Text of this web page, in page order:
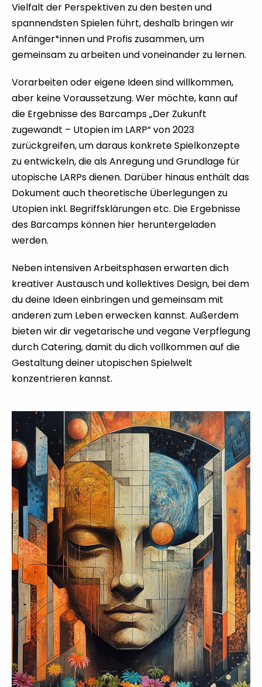
Vielfalt der Perspektiven zu den besten und
spannendsten Spielen führt, deshalb bringen wir
Anfänger*innen und Profis zusammen, um
gemeinsam zu arbeiten und voneinander zu lernen.
Vorarbeiten oder eigene Ideen sind willkommen,
aber keine Voraussetzung. Wer möchte, kann auf
die Ergebnisse des Barcamps „Der Zukunft
zugewandt – Utopien im LARP“ von 2023
zurückgreifen, um daraus konkrete Spielkonzepte
zu entwickeln, die als Anregung und Grundlage für
utopische LARPs dienen. Darüber hinaus enthält das
Dokument auch theoretische Überlegungen zu
Utopien inkl. Begriffsklärungen etc. Die Ergebnisse
des Barcamps können hier heruntergeladen
werden.
Neben intensiven Arbeitsphasen erwarten dich
kreativer Austausch und kollektives Design, bei dem
du deine Ideen einbringen und gemeinsam mit
anderen zum Leben erwecken kannst. Außerdem
bieten wir dir vegetarische und vegane Verpflegung
durch Catering, damit du dich vollkommen auf die
Gestaltung deiner utopischen Spielwelt
konzentrieren kannst.